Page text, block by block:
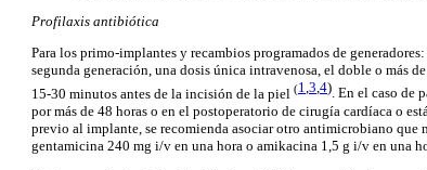
Profilaxis antibiótica
Para los primo-implantes y recambios programados de
segunda generación, una dosis única intravenosa, el doble o más
15-30 minutos antes de la incisión de la piel (1,3,4). En el caso de
por más de 48 horas o en el postoperatorio de cirugía cardíaca o
previo al implante, se recomienda asociar otro antimicrobiano que
gentamicina 240 mg i/v en una hora o amikacina 1,5 g i/v en una